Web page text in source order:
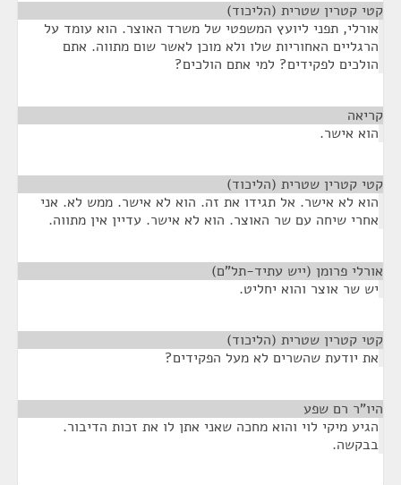
קטי קטרין שטרית (הליכוד)
אורלי, תפני ליועץ המשפטי של משרד האוצר. הוא עומד על
הרגליים האחוריות שלו ולא מוכן לאשר שום מתווה. אתם
הולכים לפקידים? למי אתם הולכים?
קריאה
הוא אישר.
קטי קטרין שטרית (הליכוד)
הוא לא אישר. אל תגידו את זה. הוא לא אישר. ממש לא. אני
אחרי שיחה עם שר האוצר. הוא לא אישר. עדיין אין מתווה.
אורלי פרומן (ייש עתיד-תל"ם)
יש שר אוצר והוא יחליט.
קטי קטרין שטרית (הליכוד)
את יודעת שהשרים לא מעל הפקידים?
היו"ר רם שפע
הגיע מיקי לוי והוא מחכה שאני אתן לו את זכות הדיבור.
בבקשה.